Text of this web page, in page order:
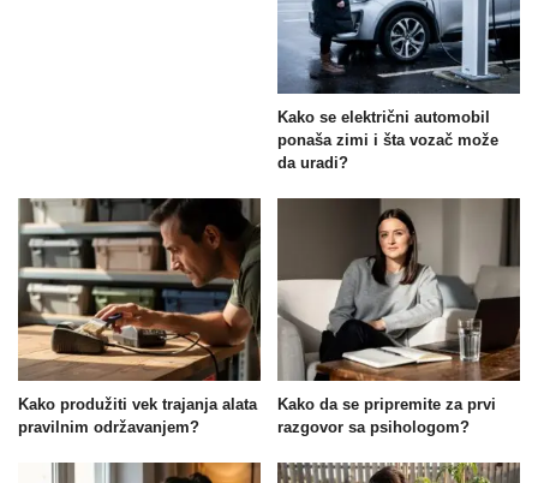
Kako se električni automobil
ponaša zimi i šta vozač može
da uradi?
Kako produžiti vek trajanja alata
pravilnim održavanjem?
Kako da se pripremite za prvi
razgovor sa psihologom?